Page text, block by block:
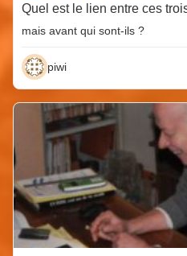
Quel est le lien entre ces
mais avant qui sont-ils ?
piwi